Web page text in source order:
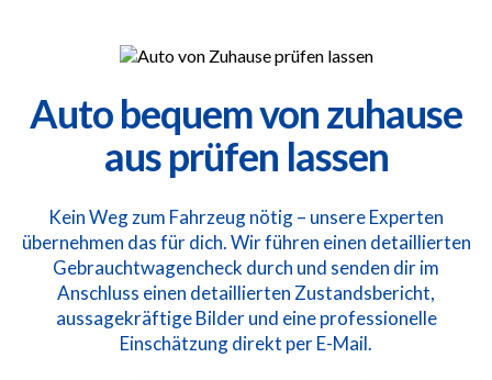
Auto bequem von zuhause
aus prüfen lassen
Kein Weg zum Fahrzeug nötig – unsere Experten
übernehmen das für dich. Wir führen einen detaillierten
Gebrauchtwagencheck durch und senden dir im
Anschluss einen detaillierten Zustandsbericht,
aussagekräftige Bilder und eine professionelle
Einschätzung direkt per E-Mail.